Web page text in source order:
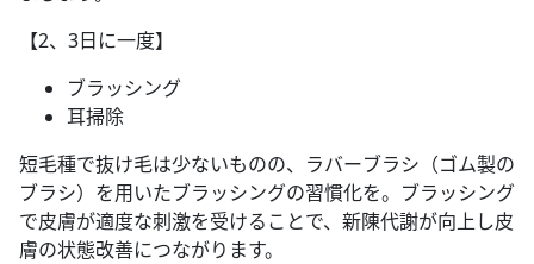
【2、3日に一度】
ブラッシング
耳掃除
短毛種で抜け毛は少ないものの、ラバーブラシ（ゴム製の
ブラシ）を用いたブラッシングの習慣化を。ブラッシング
で皮膚が適度な刺激を受けることで、新陳代謝が向上し皮
膚の状態改善につながります。